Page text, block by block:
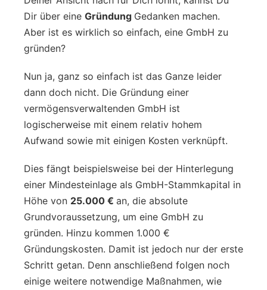
Dir über eine Gründung Gedanken machen.
Aber ist es wirklich so einfach, eine GmbH zu
gründen?
Nun ja, ganz so einfach ist das Ganze leider
dann doch nicht. Die Gründung einer
vermögensverwaltenden GmbH ist
logischerweise mit einem relativ hohem
Aufwand sowie mit einigen Kosten verknüpft.
Dies fängt beispielsweise bei der Hinterlegung
einer Mindesteinlage als GmbH-Stammkapital in
Höhe von 25.000 € an, die absolute
Grundvoraussetzung, um eine GmbH zu
gründen. Hinzu kommen 1.000 €
Gründungskosten. Damit ist jedoch nur der erste
Schritt getan. Denn anschließend folgen noch
einige weitere notwendige Maßnahmen, wie